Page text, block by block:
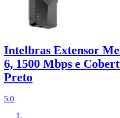
Intelbras Extensor
6, 1500 Mbps e
Preto
5.0